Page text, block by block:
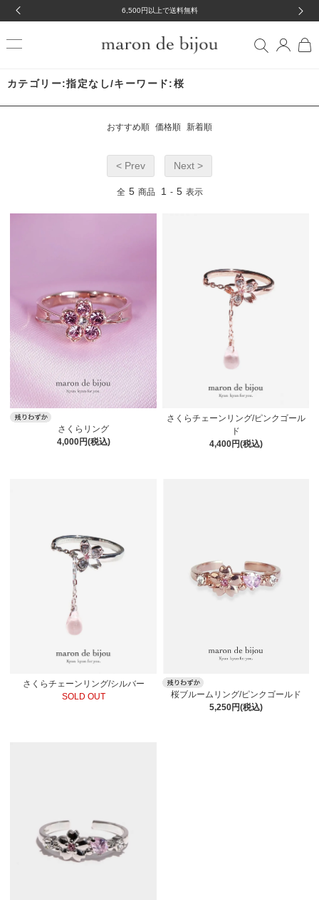
6,500円以上で送料無料
カテゴリー:指定なし/キーワード:桜
おすすめ順 価格順 新着順
< Prev Next >
全 5 商品 1 - 5 表示
さくらリング
4,000円(税込)
さくらチェーンリング/ピンクゴール
ド
4,400円(税込)
さくらチェーンリング/シルバー
SOLD OUT
桜ブルームリング/ピンクゴールド
5,250円(税込)